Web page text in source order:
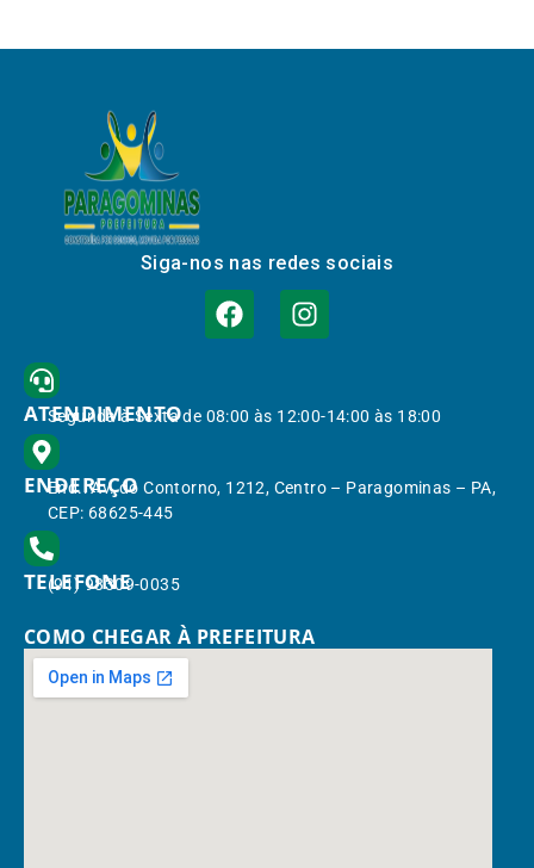
Siga-nos nas redes sociais
ATENDIMENTO
Segunda à Sexta de 08:00 às 12:00-14:00 às 18:00
ENDEREÇO
End.: Av. do Contorno, 1212, Centro – Paragominas – PA,
CEP: 68625-445
TELEFONE
(91) 98309-0035
COMO CHEGAR À PREFEITURA